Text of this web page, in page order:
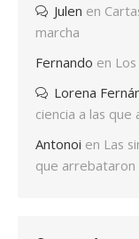
Julen en
marcha
Fernando en
Lorena
ciencia a las
Antonoi en Las
que arrebataron